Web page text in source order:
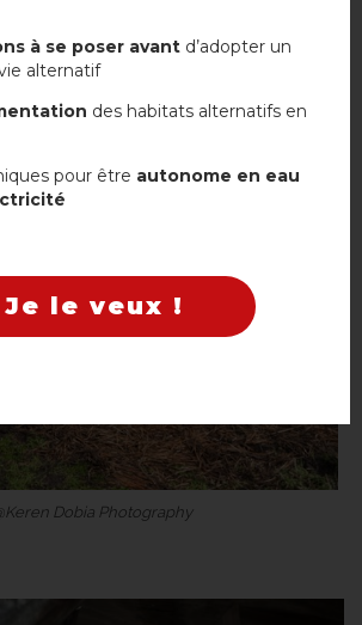
Dobia Photography
à se poser avant d’adopter un
alternatif
des habitats alternatifs en
pour être autonome en eau
Je le veux !